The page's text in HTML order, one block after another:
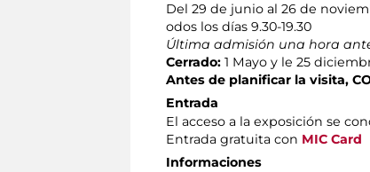
Del 29 de junio al 26 de
odos los días 9.30-19.30
Última admisión una hora
Cerrado: 1 Mayo y le 25
Antes de planificar la visita,
Entrada
El acceso a la exposición se
Entrada gratuita con MIC Card
Informaciones